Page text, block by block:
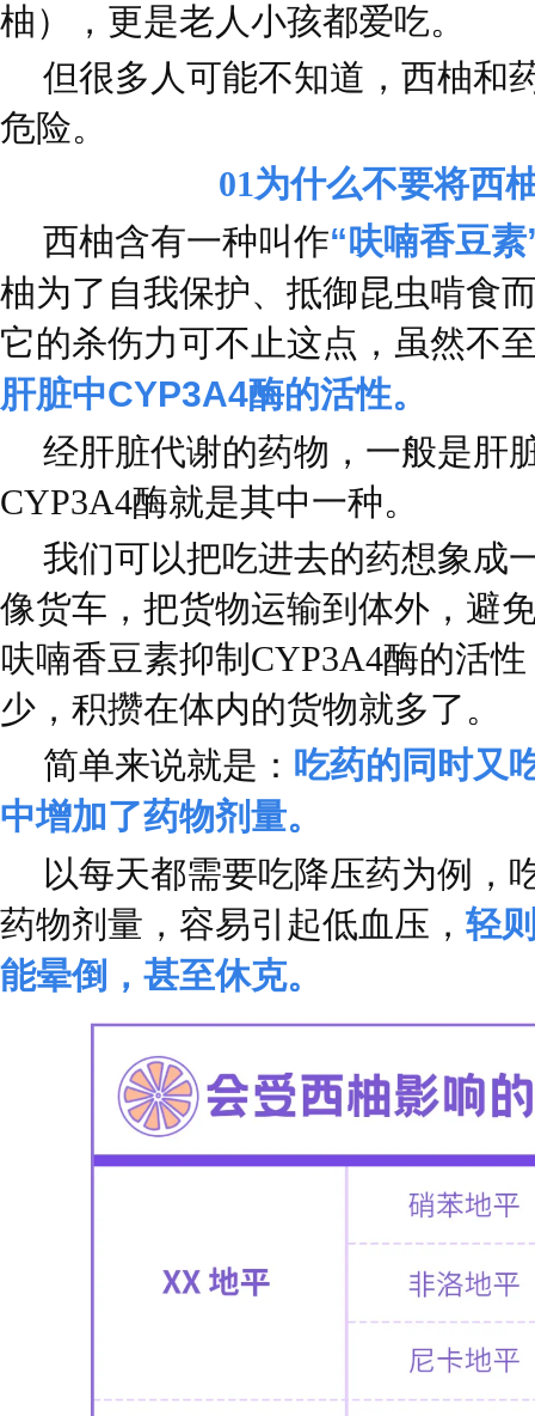
柚），更是老人小孩都爱吃。
但很多人可能不知道，西柚和
危险。
01为什么不要将西
西柚含有一种叫作“呋喃香豆素
柚为了自我保护、抵御昆虫啃食
它的杀伤力可不止这点，虽然不
肝脏中CYP3A4酶的活性。
经肝脏代谢的药物，一般是肝
CYP3A4酶就是其中一种。
我们可以把吃进去的药想象成
像货车，把货物运输到体外，避
呋喃香豆素抑制CYP3A4酶的活
少，积攒在体内的货物就多了。
简单来说就是： 吃药的同时又
中增加了药物剂量。
以每天都需要吃降压药为例，
药物剂量，容易引起低血压， 轻
能晕倒，甚至休克。